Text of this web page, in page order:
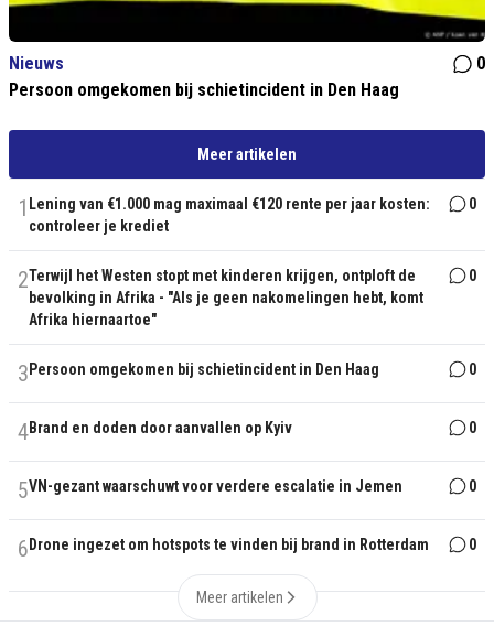
Nieuws
0
Persoon omgekomen bij schietincident in Den Haag
Meer artikelen
1 Lening van €1.000 mag maximaal €120 rente per jaar kosten:
controleer je krediet
0
2Terwijl het Westen stopt met kinderen krijgen, ontploft de
bevolking in Afrika - "Als je geen nakomelingen hebt, komt
Afrika hiernaartoe"
0
3 Persoon omgekomen bij schietincident in Den Haag 0
4Brand en doden door aanvallen op Kyiv 0
5VN-gezant waarschuwt voor verdere escalatie in Jemen 0
6 Drone ingezet om hotspots te vinden bij brand in Rotterdam 0
Meer artikelen